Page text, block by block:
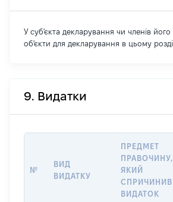
У суб'єкта декларування чи членів його
об'єкти для декларування в цьому
9. Видатки
№
ВИД
ВИДАТКУ
ПРЕДМЕТ
ПРАВОЧИНУ,
ЯКИЙ
СПРИЧИНИВ
ВИДАТОК